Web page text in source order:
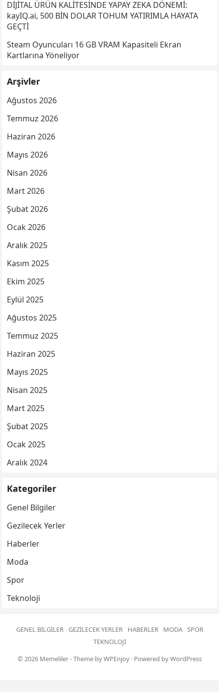
DİJİTAL ÜRÜN KALİTESİNDE YAPAY ZEKA DÖNEMİ:
kayIQ.ai, 500 BİN DOLAR TOHUM YATIRIMLA HAYATA
GEÇTİ
Steam Oyuncuları 16 GB VRAM Kapasiteli Ekran
Kartlarına Yöneliyor
Arşivler
Ağustos 2026
Temmuz 2026
Haziran 2026
Mayıs 2026
Nisan 2026
Mart 2026
Şubat 2026
Ocak 2026
Aralık 2025
Kasım 2025
Ekim 2025
Eylül 2025
Ağustos 2025
Temmuz 2025
Haziran 2025
Mayıs 2025
Nisan 2025
Mart 2025
Şubat 2025
Ocak 2025
Aralık 2024
Kategoriler
Genel Bilgiler
Gezilecek Yerler
Haberler
Moda
Spor
Teknoloji
GENEL BILGILER GEZILECEK YERLER HABERLER MODA SPOR
TEKNOLOJI
© 2026 Memeliler- Theme byWPEnjoy· Powered byWordPress